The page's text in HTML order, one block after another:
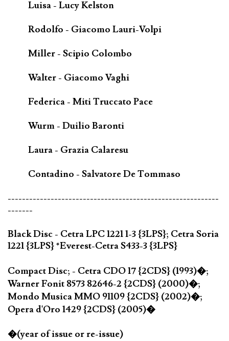
Luisa - Lucy Kelston
Rodolfo - Giacomo Lauri-Volpi
Miller - Scipio Colombo
Walter - Giacomo Vaghi
Federica - Miti Truccato Pace
Wurm - Duilio Baronti
Laura - Grazia Calaresu
Contadino - Salvatore De Tommaso
-----------------------------------------------------------
-------
Black Disc - Cetra LPC 1221 1-3 {3LPS}; Cetra Soria
1221 {3LPS} *Everest-Cetra S433-3 {3LPS}
Compact Disc; - Cetra CDO 17 {2CDS} (1993)�;
Warner Fonit 8573 82646-2 {2CDS} (2000)�;
Mondo Musica MMO 91109 {2CDS} (2002)�;
Opera d'Oro 1429 {2CDS} (2005)�
�(year of issue or re-issue)